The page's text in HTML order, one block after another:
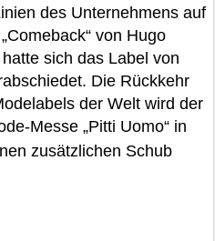
des Unternehmens auf
von Hugo
sich das Label von
Die Rückkehr
der Welt wird der
Messe „Pitti Uomo“ in
zusätzlichen Schub